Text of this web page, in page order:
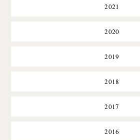
2021
2020
2019
2018
2017
2016